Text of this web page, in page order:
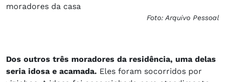
moradores da casa
Foto: Arquivo Pessoal
Dos outros três moradores da residência, uma delas
seria idosa e acamada. Eles foram socorridos por